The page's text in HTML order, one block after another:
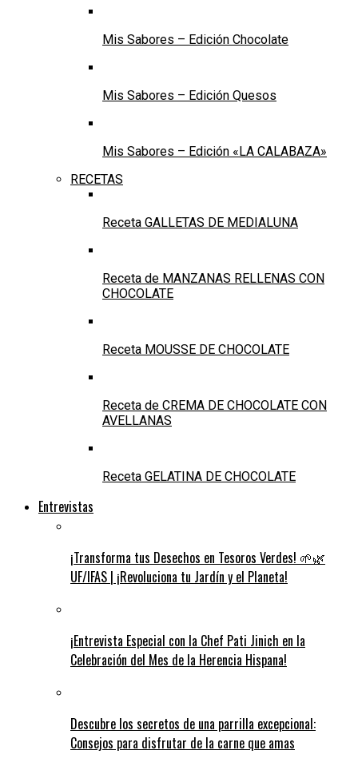
Mis Sabores – Edición Chocolate
Mis Sabores – Edición Quesos
Mis Sabores – Edición «LA CALABAZA»
RECETAS
Receta GALLETAS DE MEDIALUNA
Receta de MANZANAS RELLENAS CON
CHOCOLATE
Receta MOUSSE DE CHOCOLATE
Receta de CREMA DE CHOCOLATE CON
AVELLANAS
Receta GELATINA DE CHOCOLATE
Entrevistas
¡Transforma tus Desechos en Tesoros Verdes! 🌱🌿
UF/IFAS | ¡Revoluciona tu Jardín y el Planeta!
¡Entrevista Especial con la Chef Pati Jinich en la
Celebración del Mes de la Herencia Hispana!
Descubre los secretos de una parrilla excepcional:
Consejos para disfrutar de la carne que amas